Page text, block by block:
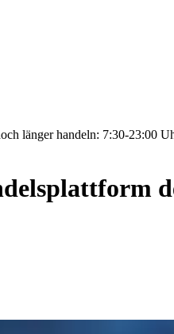
länger handeln: 7:30-23:00